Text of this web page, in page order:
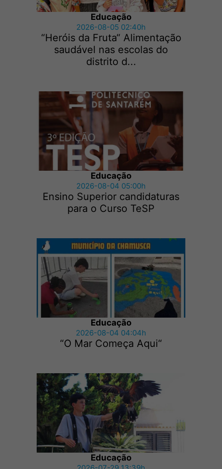
Educação
2026-08-05 02:40h
“Heróis da Fruta“ Alimentação
saudável nas escolas do
distrito d...
Educação
2026-08-04 05:00h
Ensino Superior candidaturas
para o Curso TeSP
Educação
2026-08-04 04:04h
“O Mar Começa Aqui“
Educação